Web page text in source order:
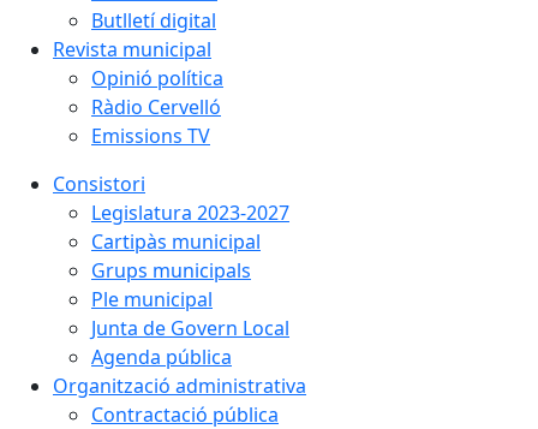
Butlletí digital
Revista municipal
Opinió política
Ràdio Cervelló
Emissions TV
Consistori
Legislatura 2023-2027
Cartipàs municipal
Grups municipals
Ple municipal
Junta de Govern Local
Agenda pública
Organització administrativa
Contractació pública